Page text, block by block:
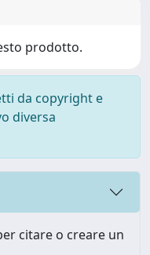
prodotto.
da copyright e
diversa
citare o creare un